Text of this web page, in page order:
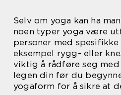
Selv om yoga kan ha
noen typer yoga være
personer med
eksempel rygg- eller
viktig å rådføre seg
legen din før du
yogaform for å sikre at